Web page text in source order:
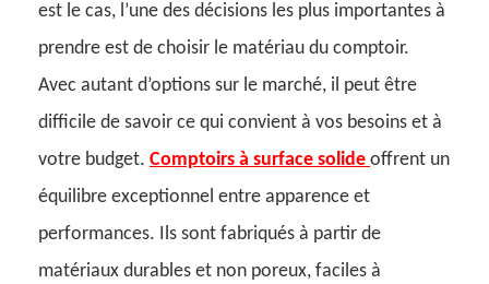
est le cas, l’une des décisions les plus importantes à
prendre est de choisir le matériau du comptoir.
Avec autant d’options sur le marché, il peut être
difficile de savoir ce qui convient à vos besoins et à
votre budget. Comptoirs à surface solide offrent un
équilibre exceptionnel entre apparence et
performances. Ils sont fabriqués à partir de
matériaux durables et non poreux, faciles à